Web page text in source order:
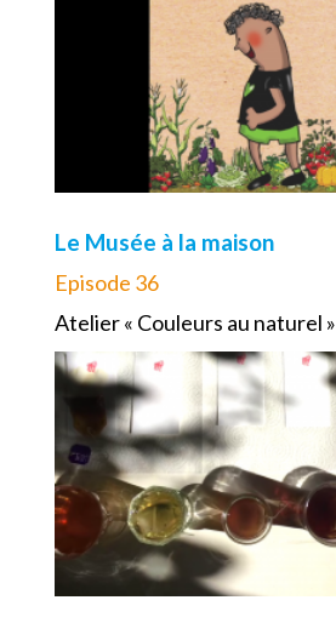
Le Musée à la maison
Episode 36
Atelier « Couleurs au naturel »